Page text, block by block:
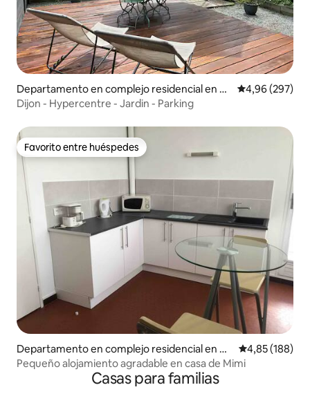
Departamento en complejo residencial en Dij
ón
Calificación
4,96 (297)
Dijon - Hypercentre - Jardin - Parking
Favorito entre huéspedes
Favorito entre huéspedes
Departamento en complejo residencial en Ch
âtillon-sur-Seine
Calificación
4,85 (188)
Pequeño alojamiento agradable en casa de Mimi
Casas para familias